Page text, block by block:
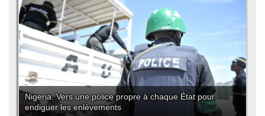
Nigeria: Vers une police propre à chaque État pour
endiguer les enlèvements